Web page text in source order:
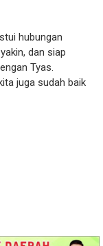
hubungan
dan siap
Tyas.
juga sudah baik